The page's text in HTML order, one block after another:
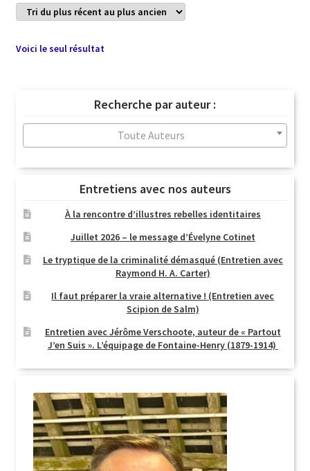
Voici le seul résultat
Recherche par auteur :
Toute Auteurs
Entretiens avec nos auteurs
À la rencontre d’illustres rebelles identitaires
Juillet 2026 – le message d’Évelyne Cotinet
Le tryptique de la criminalité démasqué (Entretien avec
Raymond H. A. Carter)
Il faut préparer la vraie alternative ! (Entretien avec
Scipion de Salm)
Entretien avec Jérôme Verschoote, auteur de « Partout
J’en Suis ». L’équipage de Fontaine-Henry (1879-1914)